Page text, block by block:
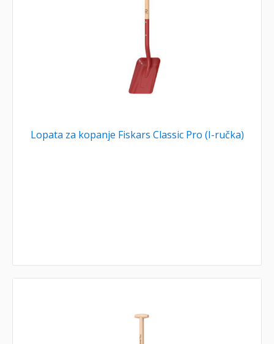
Lopata za kopanje Fiskars Classic Pro (I-ručka)